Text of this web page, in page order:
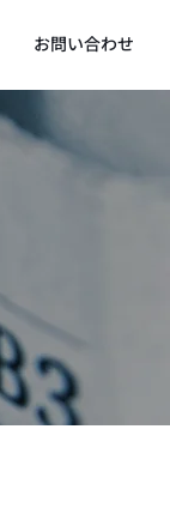
お問い合わせ